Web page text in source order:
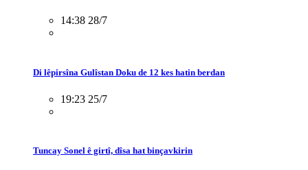
14:38 28/7
Di lêpirsîna Gulîstan Doku de 12 kes hatin berdan
19:23 25/7
Tuncay Sonel ê girtî, dîsa hat binçavkirin